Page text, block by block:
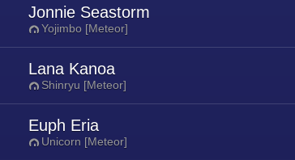
Jonnie Seastorm
Yojimbo [Meteor]
Lana Kanoa
Shinryu [Meteor]
Euph Eria
Unicorn [Meteor]